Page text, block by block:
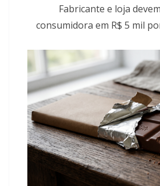
Fabricante e loja
consumidora em R$ 5 mil